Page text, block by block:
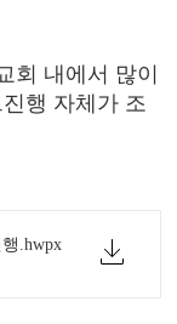
회 내에서 많이
행 자체가 조
.hwpx